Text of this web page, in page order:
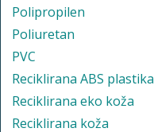
Polipropilen
Poliuretan
PVC
Reciklirana ABS plastika
Reciklirana eko koža
Reciklirana koža